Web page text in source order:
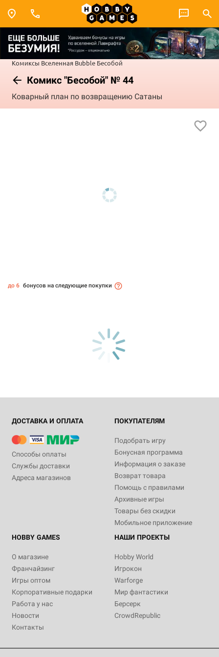
Комиксы Вселенная Bubble Бесобой
Комикс "Бесобой" № 44
Коварный план по возвращению Сатаны
до 6 бонусов на следующие покупки
ДОСТАВКА И ОПЛАТА
Способы оплаты
Службы доставки
Адреса магазинов
ПОКУПАТЕЛЯМ
Подобрать игру
Бонусная программа
Информация о заказе
Возврат товара
Помощь с правилами
Архивные игры
Товары без скидки
Мобильное приложение
HOBBY GAMES
О магазине
Франчайзинг
Игры оптом
Корпоративные подарки
Работа у нас
Новости
Контакты
НАШИ ПРОЕКТЫ
Hobby World
Игрокон
Warforge
Мир фантастики
Берсерк
CrowdRepublic